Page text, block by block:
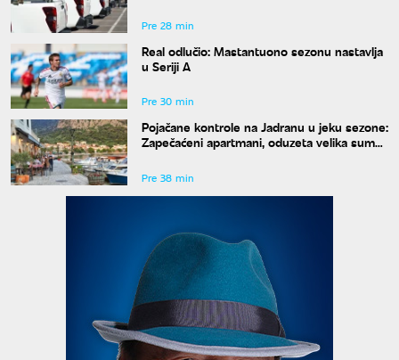
Pre 28 min
Real odlučio: Mastantuono sezonu nastavlja
u Seriji A
Pre 30 min
Pojačane kontrole na Jadranu u jeku sezone:
Zapečaćeni apartmani, oduzeta velika suma
Pre 38 min